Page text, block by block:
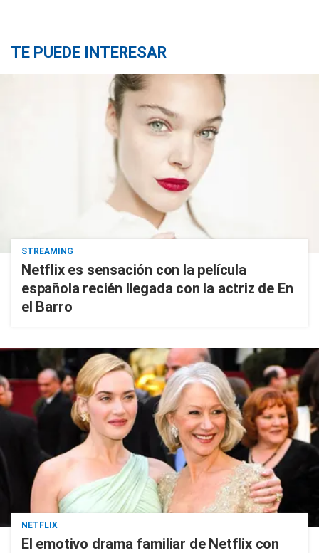
TE PUEDE INTERESAR
STREAMING
Netflix es sensación con la película
española recién llegada con la actriz de En
el Barro
NETFLIX
El emotivo drama familiar de Netflix con